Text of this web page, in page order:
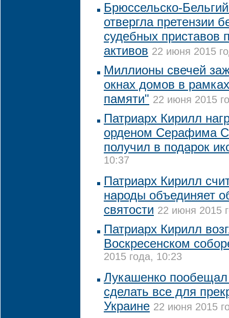
Брюссельско-
отвергла претензии
судебных приставов
активов 22 июня 2015
Миллионы свечей
окнах домов в
памяти" 22 июня 2015
Патриарх Кирилл
орденом Серафима
получил в подарок
10:37
Патриарх Кирилл
народы объединяет
святости 22 июня 2015
Патриарх Кирилл
Воскресенском
2015 года, 10:23
Лукашенко пообещал
сделать все для
Украине 22 июня 2015